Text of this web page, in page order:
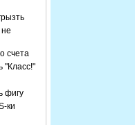
счета
"Класс!"
фигу
ки